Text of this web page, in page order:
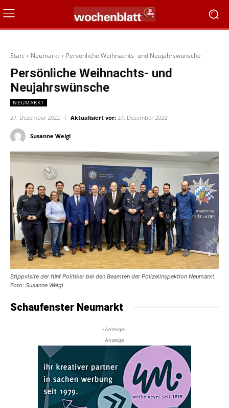
Start Neumarkt Persönliche Weihnachts- und Neujahrswünsche
Persönliche Weihnachts- und
Neujahrswünsche
NEUMARKT
27. Dezember 2022 Aktualisiert vor: 27. Dezember 2022
Susanne Weigl
Stippvisite der fünf Politiker bei den Beamten der Polizeiinspektion Neumarkt.
Foto: Susanne Weigl
Schaufenster Neumarkt
-Anzeige-
Anzeige